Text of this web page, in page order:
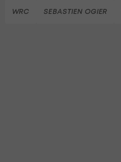
WRC SEBASTIEN OGIER